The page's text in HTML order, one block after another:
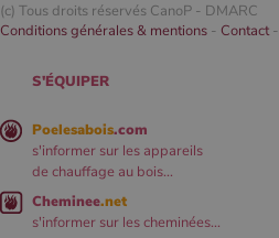
(c) Tous droits réservés CanoP - DMARC
Conditions générales & mentions - Contact-
S'ÉQUIPER
Poelesabois.com
s'informer sur les appareils
de chauffage au bois...
Cheminee.net
s'informer sur les cheminées...